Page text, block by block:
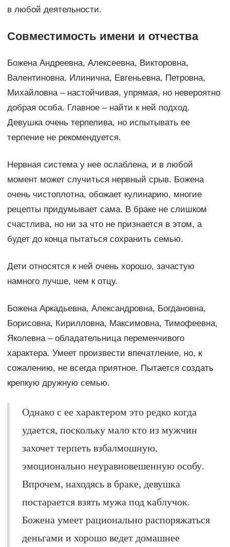
в любой деятельности.
Совместимость имени и отчества
Божена Андреевна, Алексеевна, Викторовна,
Валентиновна, Илинична, Евгеньевна, Петровна,
Михайловна – настойчивая, упрямая, но невероятно
добрая особа. Главное – найти к ней подход.
Девушка очень терпелива, но испытывать ее
терпение не рекомендуется.
Нервная система у нее ослаблена, и в любой
момент может случиться нервный срыв. Божена
очень чистоплотна, обожает кулинарию, многие
рецепты придумывает сама. В браке не слишком
счастлива, но ни за что не признается в этом, а
будет до конца пытаться сохранить семью.
Дети относятся к ней очень хорошо, зачастую
намного лучше, чем к отцу.
Божена Аркадьевна, Александровна, Богдановна,
Борисовна, Кирилловна, Максимовна, Тимофеевна,
Яколевна – обладательница переменчивого
характера. Умеет произвести впечатление, но, к
сожалению, не всегда приятное. Пытается создать
крепкую дружную семью.
Однако с ее характером это редко когда
удается, поскольку мало кто из мужчин
захочет терпеть взбалмошную,
эмоционально неуравновешенную особу.
Впрочем, находясь в браке, девушка
постарается взять мужа под каблучок.
Божена умеет рационально распоряжаться
деньгами и хорошо ведет домашнее